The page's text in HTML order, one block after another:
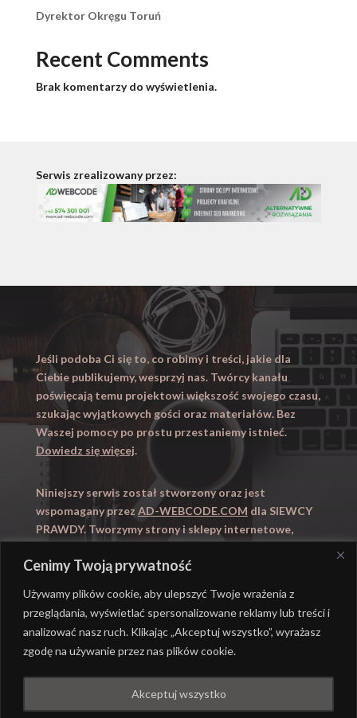
Cenimy Twoją prywatność
Używamy plików cookie, aby ulepszyć Twoje wrażenia z
przeglądania, wyświetlać spersonalizowane reklamy lub treści i
analizować nasz ruch. Klikając „Akceptuj wszystko”, wyrażasz
zgodę na używanie przez nas plików cookie.
Akceptuj wszystko
Dyrektor Okręgu Toruń
Recent Comments
Brak komentarzy do wyświetlenia.
Serwis zrealizowany przez:
Jeśli podoba Ci się to, co robimy i treści, jakie dla
Ciebie publikujemy, wesprzyj nas. Twórcy kanału
poświęcają temu projektowi większość swojego czasu,
szukając wyjątkowych gości oraz materiałów. Bez
Waszej pomocy po prostu przestaniemy istnieć.
Dowiedz się więcej.
Niniejszy serwis został stworzony oraz jest
wspomagany przez AD-WEBCODE.COM dla SIEWCY
PRAWDY. Tworzymy strony i sklepy internetowe,
Zapraszamy takze naWYUCZENI.PL
AD-WEBCODE.COM